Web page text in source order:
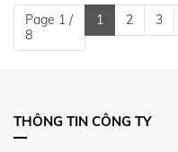
Page 1 /
8
1 2 3
THÔNG TIN CÔNG TY